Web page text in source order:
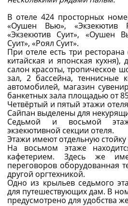
В отеле 424 просторных
«Оушен Вью», «Экзекютив
«Экзекютив Суит», «Оушен
Суит», «Роял Суит».
При отеле есть три
китайская и японская
салон красоты, тропическое
зал, 2 бассейна, теннисные
автомобилей, магазин
банкетных зала площадью от
Четвёртый и пятый этажи
Сайпан выделены для
Седьмой и восьмой
экзекютивной секции отеля.
Этажи имеют отдельную
На восьмом этаже
кафетерием. Здесь же
переговоров оборудованная
другой оргтехникой.
Одно из крыльев седьмого
для путешествующих дам. В
предусмотрено для удобства